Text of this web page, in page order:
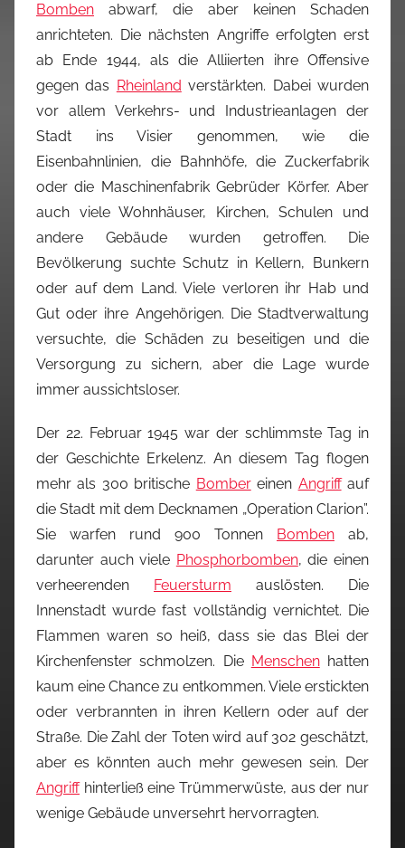
Bomben abwarf, die aber keinen Schaden
anrichteten. Die nächsten Angriffe erfolgten erst
ab Ende 1944, als die Alliierten ihre Offensive
gegen das Rheinland verstärkten. Dabei wurden
vor allem Verkehrs- und Industrieanlagen der
Stadt ins Visier genommen, wie die
Eisenbahnlinien, die Bahnhöfe, die Zuckerfabrik
oder die Maschinenfabrik Gebrüder Körfer. Aber
auch viele Wohnhäuser, Kirchen, Schulen und
andere Gebäude wurden getroffen. Die
Bevölkerung suchte Schutz in Kellern, Bunkern
oder auf dem Land. Viele verloren ihr Hab und
Gut oder ihre Angehörigen. Die Stadtverwaltung
versuchte, die Schäden zu beseitigen und die
Versorgung zu sichern, aber die Lage wurde
immer aussichtsloser.
Der 22. Februar 1945 war der schlimmste Tag in
der Geschichte Erkelenz. An diesem Tag flogen
mehr als 300 britische Bombereinen Angriffauf
die Stadt mit dem Decknamen „Operation Clarion”.
Sie warfen rund 900 Tonnen
Bomben ab,
darunter auch viele Phosphorbomben, die einen
verheerenden
Feuersturm auslösten. Die
Innenstadt wurde fast vollständig vernichtet. Die
Flammen waren so heiß, dass sie das Blei der
Kirchenfenster schmolzen. Die Menschenhatten
kaum eine Chance zu entkommen. Viele erstickten
oder verbrannten in ihren Kellern oder auf der
Straße. Die Zahl der Toten wird auf 302 geschätzt,
aber es könnten auch mehr gewesen sein. Der
Angriffhinterließ eine Trümmerwüste, aus der nur
wenige Gebäude unversehrt hervorragten.